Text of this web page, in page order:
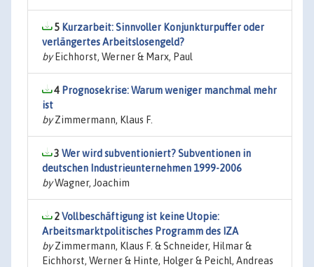
5 Kurzarbeit: Sinnvoller Konjunkturpuffer oder
verlängertes Arbeitslosengeld?
byEichhorst, Werner & Marx, Paul
4 Prognosekrise: Warum weniger manchmal mehr
ist
byZimmermann, Klaus F.
3 Wer wird subventioniert? Subventionen in
deutschen Industrieunternehmen 1999-2006
byWagner, Joachim
2Vollbeschäftigung ist keine Utopie:
Arbeitsmarktpolitisches Programm des IZA
byZimmermann, Klaus F. & Schneider, Hilmar &
Eichhorst, Werner & Hinte, Holger & Peichl, Andreas